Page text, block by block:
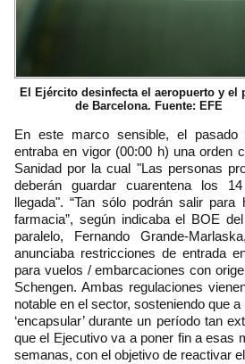
El Ejército desinfecta el aeropuerto y el
de Barcelona. Fuente: EFE
En este marco sensible, el
entraba en vigor (00:00 h) una orden
Sanidad por la cual "Las personas
deberán guardar cuarentena los
llegada". “Tan sólo podrán salir
farmacia”, según indicaba el BOE
paralelo, Fernando Grande-
anunciaba restricciones de entrada
para vuelos / embarcaciones con
Schengen. Ambas regulaciones
notable en el sector, sosteniendo que
‘encapsular’ durante un período tan
que el Ejecutivo va a poner fin a esas
semanas, con el objetivo de reactivar